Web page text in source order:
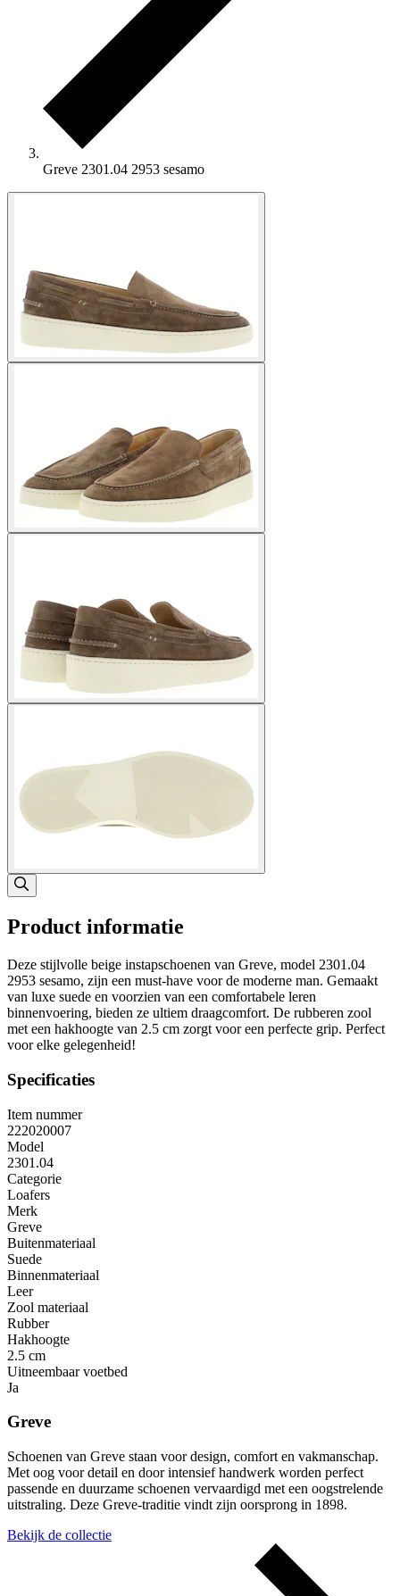
Greve 2301.04 2953 sesamo
Product informatie
Deze stijlvolle beige instapschoenen van Greve, model 2301.04
2953 sesamo, zijn een must-have voor de moderne man. Gemaakt
van luxe suede en voorzien van een comfortabele leren
binnenvoering, bieden ze ultiem draagcomfort. De rubberen zool
met een hakhoogte van 2.5 cm zorgt voor een perfecte grip. Perfect
voor elke gelegenheid!
Specificaties
Item nummer
222020007
Model
2301.04
Categorie
Loafers
Merk
Greve
Buitenmateriaal
Suede
Binnenmateriaal
Leer
Zool materiaal
Rubber
Hakhoogte
2.5 cm
Uitneembaar voetbed
Ja
Greve
Schoenen van Greve staan voor design, comfort en vakmanschap.
Met oog voor detail en door intensief handwerk worden perfect
passende en duurzame schoenen vervaardigd met een oogstrelende
uitstraling. Deze Greve-traditie vindt zijn oorsprong in 1898.
Bekijk de collectie